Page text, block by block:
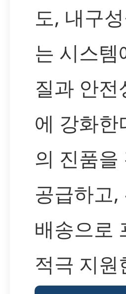
도, 내구
는 시스
질과 안
에 강화한
의 진품
공급하고
배송으로
적극 지원